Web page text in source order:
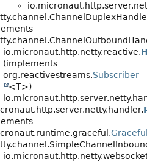
io.micronaut.http.netty.reactive.
(implements
org.reactivestreams.Subscriber
<T>)